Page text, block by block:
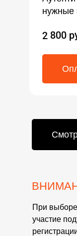
2 800
нужные
При выборе
участие